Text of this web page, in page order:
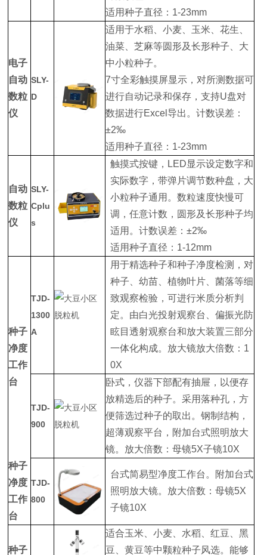
适用种子直径：1-23mm
电子
自动
数粒
仪
SLY-
D
适用于水稻、小麦、玉米、花生、
油菜、芝麻等圆形及长形种子、大
中小粒种子。
7寸全彩触摸屏显示，对所测数据可
进行自动记录和保存，支持U盘对
数据进行Excel导出。计数误差：
±2‰
适用种子直径：1-23mm
自动
数粒
仪
SLY-
Cplu
s
触摸式按键，LED显示设定数字和
实际数字，带弹片调节数种盘，大
小粒种子通用。数粒速度快慢可
调，任意计数，圆形及长形种子均
适用。计数误差：±2‰
适用种子直径：1-12mm
种子
净度
工作
台
TJD-
1300
A
用于精选种子和种子净度检测，对
种子、幼苗、植物叶片、菌落等细
致观察检验，可进行米质分析判
定。由白光投射观察台、偏振光防
眩目透射观察台和放大装置三部分
一体化构成。放大镜放大倍数：1
0X
TJD-
900
卧式，仪器下部配有抽屉，以便存
放精选后的种子。采用落种孔，方
便筛选过种子的取出。钢制结构，
超薄观察平台，附加台式照明放大
镜。放大倍数：母镜5X子镜10X
种子
净度
工作
台
TJD-
800
台式简易型净度工作台。附加台式
照明放大镜。放大倍数：母镜5X
子镜10X
种子
适合玉米、小麦、水稻、红豆、黑
豆、黄豆等中颗粒种子风选。能够